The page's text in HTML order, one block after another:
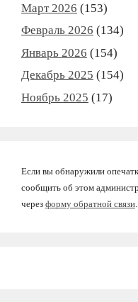
Март 2026 (153)
Февраль 2026 (134)
Январь 2026 (154)
Декабрь 2025 (154)
Ноябрь 2025 (17)
Если вы обнаружили
сообщить об этом
через форму обратной связи